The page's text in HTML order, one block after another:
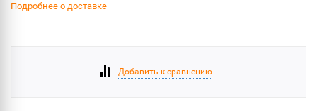
Подробнее о доставке
Добавить к сравнению